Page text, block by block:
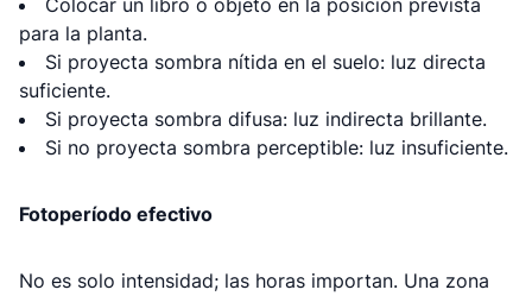
Colocar un libro o objeto en la posición prevista
para la planta.
Si proyecta sombra nítida en el suelo: luz directa
suficiente.
Si proyecta sombra difusa: luz indirecta brillante.
Si no proyecta sombra perceptible: luz insuficiente.
Fotoperíodo efectivo
No es solo intensidad; las horas importan. Una zona